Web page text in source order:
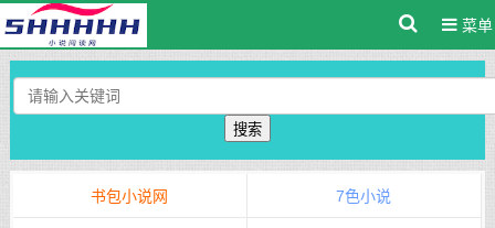
菜单
搜索
书包小说网 7色小说